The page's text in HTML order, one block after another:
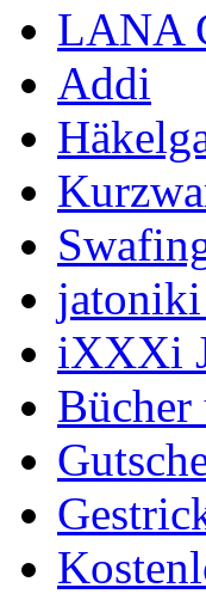
LANA
Addi
iXXXi